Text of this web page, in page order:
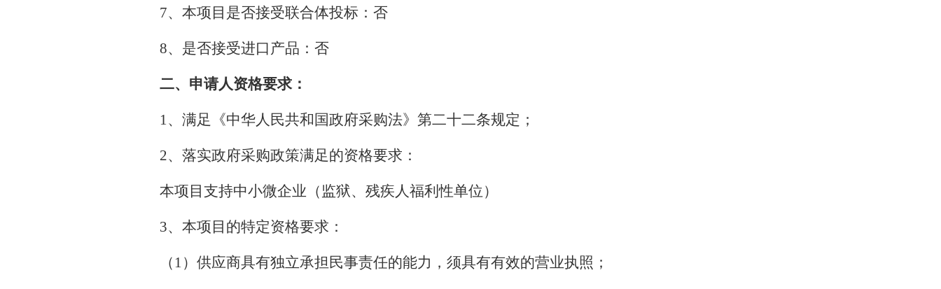
7、本项目是否接受联合体投标：否
8、是否接受进口产品：否
二、申请人资格要求：
1、满足《中华人民共和国政府采购法》第二十二条规定；
2、落实政府采购政策满足的资格要求：
本项目支持中小微企业（监狱、残疾人福利性单位）
3、本项目的特定资格要求：
（1）供应商具有独立承担民事责任的能力，须具有有效的营业执照；